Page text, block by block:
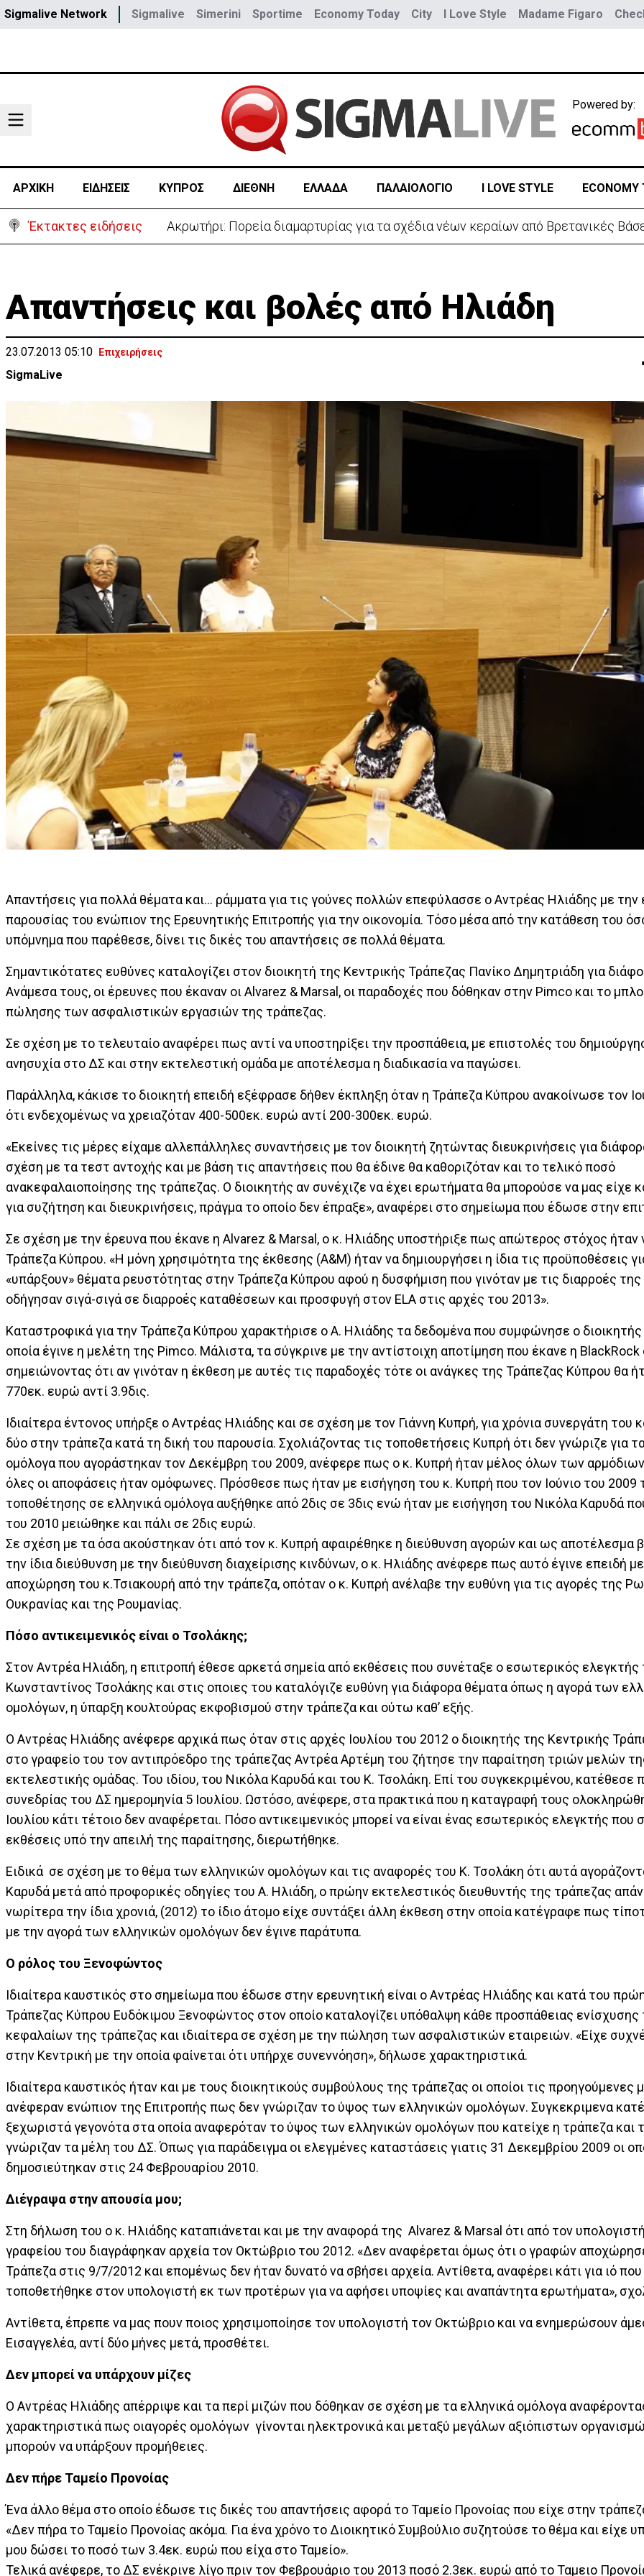
Sigmalive Network Sigmalive Simerini Sportime Economy Today City I Love Style Madame Figaro
Powered by:
ΑΡΧΙΚΗ ΕΙΔΗΣΕΙΣ ΚΥΠΡΟΣ ΔΙΕΘΝΗ ΕΛΛΑΔΑ ΠΑΛΑΙΟΛΟΓΙΟ I LOVE STYLE ECONOMY
Έκτακτες ειδήσεις Ακρωτήρι: Πορεία διαμαρτυρίας για τα σχέδια νέων κεραίων από Βρετανικές
Απαντήσεις και βολές από Ηλιάδη
23.07.2013 05:10 Επιχειρήσεις
SigmaLive
Απαντήσεις για πολλά θέματα και... ράμματα για τις γούνες πολλών επεφύλασσε ο Αντρέας Ηλιάδης με την
παρουσίας του ενώπιον της Ερευνητικής Επιτροπής για την οικονομία. Τόσο μέσα από την κατάθεση του
υπόμνημα που παρέθεσε, δίνει τις δικές του απαντήσεις σε πολλά θέματα.
Σημαντικότατες ευθύνες καταλογίζει στον διοικητή της Κεντρικής Τράπεζας Πανίκο Δημητριάδη για
Ανάμεσα τους, οι έρευνες που έκαναν οι Alvarez & Marsal, οι παραδοχές που δόθηκαν στην Pimco και το
πώλησης των ασφαλιστικών εργασιών της τράπεζας.
Σε σχέση με το τελευταίο αναφέρει πως αντί να υποστηρίξει την προσπάθεια, με επιστολές του
ανησυχία στο ΔΣ και στην εκτελεστική ομάδα με αποτέλεσμα η διαδικασία να παγώσει.
Παράλληλα, κάκισε το διοικητή επειδή εξέφρασε δήθεν έκπληξη όταν η Τράπεζα Κύπρου ανακοίνωσε τον
ότι ενδεχομένως να χρειαζόταν 400-500εκ. ευρώ αντί 200-300εκ. ευρώ.
«Εκείνες τις μέρες είχαμε αλλεπάλληλες συναντήσεις με τον διοικητή ζητώντας διευκρινήσεις για
σχέση με τα τεστ αντοχής και με βάση τις απαντήσεις που θα έδινε θα καθοριζόταν και το τελικό ποσό
ανακεφαλαιοποίησης της τράπεζας. Ο διοικητής αν συνέχιζε να έχει ερωτήματα θα μπορούσε να μας είχε
για συζήτηση και διευκρινήσεις, πράγμα το οποίο δεν έπραξε», αναφέρει στο σημείωμα που έδωσε στην
Σε σχέση με την έρευνα που έκανε η Alvarez & Marsal, o κ. Ηλιάδης υποστήριξε πως απώτερος στόχος ήταν
Τράπεζα Κύπρου. «Η μόνη χρησιμότητα της έκθεσης (A&M) ήταν να δημιουργήσει η ίδια τις προϋποθέσεις
«υπάρξουν» θέματα ρευστότητας στην Τράπεζα Κύπρου αφού η δυσφήμιση που γινόταν με τις διαρροές
οδήγησαν σιγά-σιγά σε διαρροές καταθέσεων και προσφυγή στον ELA στις αρχές του 2013».
Καταστροφικά για την Τράπεζα Κύπρου χαρακτήρισε ο Α. Ηλιάδης τα δεδομένα που συμφώνησε ο
οποία έγινε η μελέτη της Pimco. Μάλιστα, τα σύγκρινε με την αντίστοιχη αποτίμηση που έκανε η
σημειώνοντας ότι αν γινόταν η έκθεση με αυτές τις παραδοχές τότε οι ανάγκες της Τράπεζας Κύπρου θα
770εκ. ευρώ αντί 3.9δις.
Ιδιαίτερα έντονος υπήρξε ο Αντρέας Ηλιάδης και σε σχέση με τον Γιάννη Κυπρή, για χρόνια συνεργάτη του
δύο στην τράπεζα κατά τη δική του παρουσία. Σχολιάζοντας τις τοποθετήσεις Κυπρή ότι δεν γνώριζε για
ομόλογα που αγοράστηκαν τον Δεκέμβρη του 2009, ανέφερε πως ο κ. Κυπρή ήταν μέλος όλων των
όλες οι αποφάσεις ήταν ομόφωνες. Πρόσθεσε πως ήταν με εισήγηση του κ. Κυπρή που τον Ιούνιο του 2009
τοποθέτησης σε ελληνικά ομόλογα αυξήθηκε από 2δις σε 3δις ενώ ήταν με εισήγηση του Νικόλα Καρυδά
του 2010 μειώθηκε και πάλι σε 2δις ευρώ.
Σε σχέση με τα όσα ακούστηκαν ότι από τον κ. Κυπρή αφαιρέθηκε η διεύθυνση αγορών και ως αποτέλεσμα
την ίδια διεύθυνση με την διεύθυνση διαχείρισης κινδύνων, ο κ. Ηλιάδης ανέφερε πως αυτό έγινε επειδή
αποχώρηση του κ.Τσιακουρή από την τράπεζα, οπόταν ο κ. Κυπρή ανέλαβε την ευθύνη για τις αγορές της
Ουκρανίας και της Ρουμανίας.
Πόσο αντικειμενικός είναι ο Τσολάκης;
Στον Αντρέα Ηλιάδη, η επιτροπή έθεσε αρκετά σημεία από εκθέσεις που συνέταξε ο εσωτερικός ελεγκτής
Κωνσταντίνος Τσολάκης και στις οποιες του καταλόγιζε ευθύνη για διάφορα θέματα όπως η αγορά των
ομολόγων, η ύπαρξη κουλτούρας εκφοβισμού στην τράπεζα και ούτω καθ’ εξής.
Ο Αντρέας Ηλιάδης ανέφερε αρχικά πως όταν στις αρχές Ιουλίου του 2012 ο διοικητής της Κεντρικής
στο γραφείο του τον αντιπρόεδρο της τράπεζας Αντρέα Αρτέμη του ζήτησε την παραίτηση τριών μελών
εκτελεστικής ομάδας. Του ιδίου, του Νικόλα Καρυδά και του Κ. Τσολάκη. Επί του συγκεκριμένου, κατέθεσε
συνεδρίας του ΔΣ ημερομηνία 5 Ιουλίου. Ωστόσο, ανέφερε, στα πρακτικά που η καταγραφή τους
Ιουλίου κάτι τέτοιο δεν αναφέρεται. Πόσο αντικειμενικός μπορεί να είναι ένας εσωτερικός ελεγκτής που
εκθέσεις υπό την απειλή της παραίτησης, διερωτήθηκε.
Ειδικά σε σχέση με το θέμα των ελληνικών ομολόγων και τις αναφορές του Κ. Τσολάκη ότι αυτά
Καρυδά μετά από προφορικές οδηγίες του Α. Ηλιάδη, ο πρώην εκτελεστικός διευθυντής της τράπεζας
νωρίτερα την ίδια χρονιά, (2012) το ίδιο άτομο είχε συντάξει άλλη έκθεση στην οποία κατέγραφε πως
με την αγορά των ελληνικών ομολόγων δεν έγινε παράτυπα.
Ο ρόλος του Ξενοφώντος
Ιδιαίτερα καυστικός στο σημείωμα που έδωσε στην ερευνητική είναι ο Αντρέας Ηλιάδης και κατά του
Τράπεζας Κύπρου Ευδόκιμου Ξενοφώντος στον οποίο καταλογίζει υπόθαλψη κάθε προσπάθειας
κεφαλαίων της τράπεζας και ιδιαίτερα σε σχέση με την πώληση των ασφαλιστικών εταιρειών. «Είχε
στην Κεντρική με την οποία φαίνεται ότι υπήρχε συνεννόηση», δήλωσε χαρακτηριστικά.
Ιδιαίτερα καυστικός ήταν και με τους διοικητικούς συμβούλους της τράπεζας οι οποίοι τις προηγούμενες
ανέφεραν ενώπιον της Επιτροπής πως δεν γνώριζαν το ύψος των ελληνικών ομολόγων. Συγκεκριμενα
ξεχωριστά γεγονότα στα οποία αναφερόταν το ύψος των ελληνικών ομολόγων που κατείχε η τράπεζα και
γνώριζαν τα μέλη του ΔΣ. Όπως για παράδειγμα οι ελεγμένες καταστάσεις γιατις 31 Δεκεμβρίου 2009 οι
δημοσιεύτηκαν στις 24 Φεβρουαρίου 2010.
Διέγραψα στην απουσία μου;
Στη δήλωση του ο κ. Ηλιάδης καταπιάνεται και με την αναφορά της Αlvarez & Marsal ότι από τον
γραφείου του διαγράφηκαν αρχεία τον Οκτώβριο του 2012. «Δεν αναφέρεται όμως ότι ο γραφών
Τράπεζα στις 9/7/2012 και επομένως δεν ήταν δυνατό να σβήσει αρχεία. Αντίθετα, αναφέρει κάτι για ιό που
τοποθετήθηκε στον υπολογιστή εκ των προτέρων για να αφήσει υποψίες και αναπάντητα ερωτήματα»,
Αντίθετα, έπρεπε να μας πουν ποιος χρησιμοποίησε τον υπολογιστή τον Οκτώβριο και να ενημερώσουν
Εισαγγελέα, αντί δύο μήνες μετά, προσθέτει.
Δεν μπορεί να υπάρχουν μίζες
Ο Αντρέας Ηλιάδης απέρριψε και τα περί μιζών που δόθηκαν σε σχέση με τα ελληνικά ομόλογα
χαρακτηριστικά πως οιαγορές ομολόγων γίνονται ηλεκτρονικά και μεταξύ μεγάλων αξιόπιστων
μπορούν να υπάρξουν προμήθειες.
Δεν πήρε Ταμείο Προνοίας
Ένα άλλο θέμα στο οποίο έδωσε τις δικές του απαντήσεις αφορά το Ταμείο Προνοίας που είχε στην
«Δεν πήρα το Ταμείο Προνοίας ακόμα. Για ένα χρόνο το Διοικητικό Συμβούλιο συζητούσε το θέμα και είχε
μου δώσει το ποσό των 3.4εκ. ευρώ που είχα στο Ταμείο».
Τελικά ανέφερε, το ΔΣ ενέκρινε λίγο πριν τον Φεβρουάριο του 2013 ποσό 2.3εκ. ευρώ από το Ταμειο